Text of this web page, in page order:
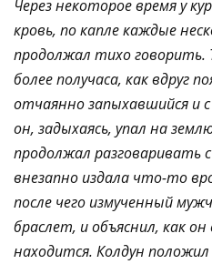
Через некоторое время у
кровь, по капле каждые
продолжал тихо говорить.
более получаса, как вдруг
отчаянно запыхавшийся и
он, задыхаясь, упал на
продолжал разговаривать
внезапно издала что-то
после чего измученный
браслет, и объяснил, как он
находится. Колдун